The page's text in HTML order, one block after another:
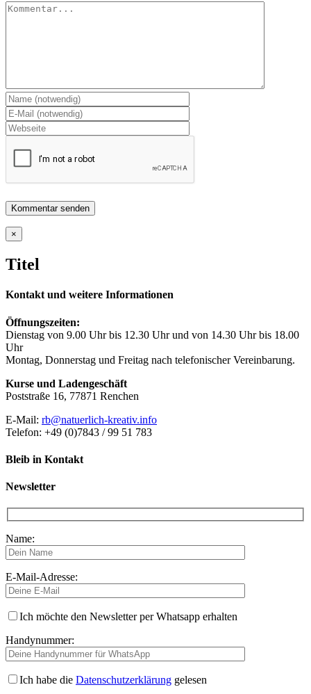
Kommentar
Close
product
view
×
Titel
Kontakt und weitere Informationen
Öffnungszeiten:
Dienstag von 9.00 Uhr bis 12.30 Uhr und von 14.30 Uhr bis 18.00
Uhr
Montag, Donnerstag und Freitag nach telefonischer Vereinbarung.
Kurse und Ladengeschäft
Poststraße 16, 77871 Renchen
E-Mail: rb@natuerlich-kreativ.info
Telefon: +49 (0)7843 / 99 51 783
Bleib in Kontakt
Newsletter
Name:
E-Mail-Adresse:
Ich möchte den Newsletter per Whatsapp erhalten
Handynummer:
Ich habe die Datenschutzerklärung gelesen